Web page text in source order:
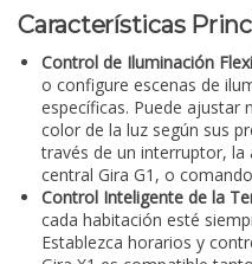
Características
Control de Iluminación
o configure escenas de
específicas. Puede ajustar
color de la luz según sus
través de un interruptor, la
central Gira G1, o
Control Inteligente de la
cada habitación esté
Establezca horarios y